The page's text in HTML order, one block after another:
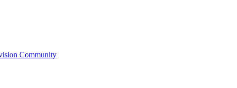
Community